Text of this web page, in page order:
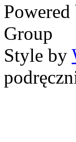
Powered
Group
Style by